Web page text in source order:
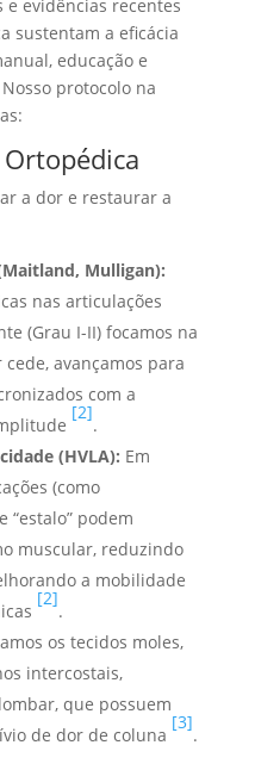
evidências recentes
sustentam a eficácia
educação e
Nosso protocolo na
a dor e restaurar a
Mulligan):
nas articulações
(Grau I-II) focamos na
avançamos para
com a
[2]
.
(HVLA): Em
(como
“estalo” podem
muscular, reduzindo
a mobilidade
[2]
.
os tecidos moles,
intercostais,
que possuem
de dor de coluna
[3]
.